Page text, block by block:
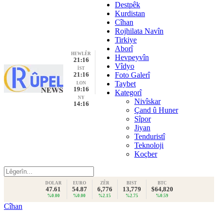
HEWLÊR
21:16
İST
21:16
LON
19:16
NY
14:16
Destpêk
Kurdistan
Cîhan
Rojhilata Navîn
Tirkiye
Aborî
Hevpeyvîn
Vîdyo
Foto Galerî
Taybet
Kategorî
Nivîskar
Çand û Huner
Sîpor
Jiyan
Tenduristî
Teknoloji
Koçber
DOLAR
47.61
%0.00
EURO
54.87
%0.00
ZÊR
6,776
%2.15
BIST
13,779
%2.75
BTC
$64,820
%0.59
Cîhan